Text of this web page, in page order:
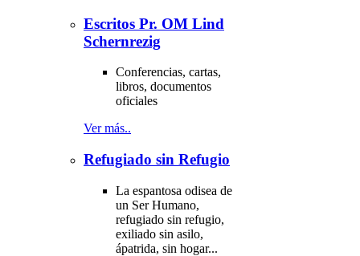
Escritos Pr. OM Lind
Schernrezig
Conferencias, cartas,
libros, documentos
oficiales
Ver más..
Refugiado sin Refugio
La espantosa odisea de
un Ser Humano,
refugiado sin refugio,
exiliado sin asilo,
ápatrida, sin hogar...